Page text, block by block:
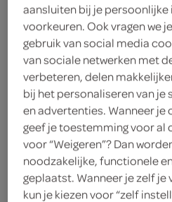
1.
85
425 Gram
Let op: aanbiedingen zijn
producten, maar worden
verwerkt in de
aansluiten bij je persoonlijke
voorkeuren. Ook vragen we
gebruik van social media
van sociale netwerken met
verbeteren, delen
bij het personaliseren van
en advertenties. Wanneer je
geef je toestemming voor al
voor “Weigeren”? Dan
noodzakelijke, functionele
geplaatst. Wanneer je zelf
kun je kiezen voor “zelf